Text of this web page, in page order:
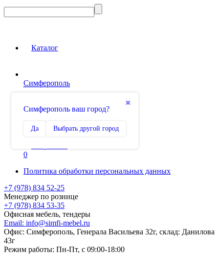
Каталог
Симферополь
✖
Симферополь ваш город?
Да Выбрать другой город
Сравнение
0
Политика обработки персональных данных
+7 (978) 834 52-25
Менеджер по рознице
+7 (978) 834 53-35
Офисная мебель, тендеры
Email: info@simfi-mebel.ru
Офис: Симферополь, Генерала Васильева 32г, склад: Данилова
43г
Режим работы: Пн-Пт, с 09:00-18:00